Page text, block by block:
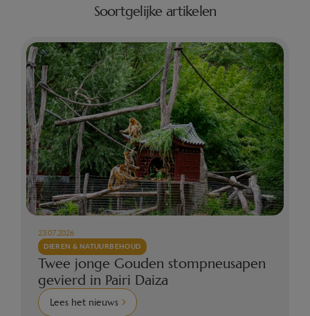
Soortgelijke artikelen
23.07.2026
DIEREN & NATUURBEHOUD
Twee jonge Gouden stompneusapen
gevierd in Pairi Daiza
Lees het nieuws